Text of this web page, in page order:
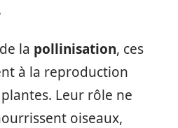
la pollinisation, ces
à la reproduction
Leur rôle ne
oiseaux,